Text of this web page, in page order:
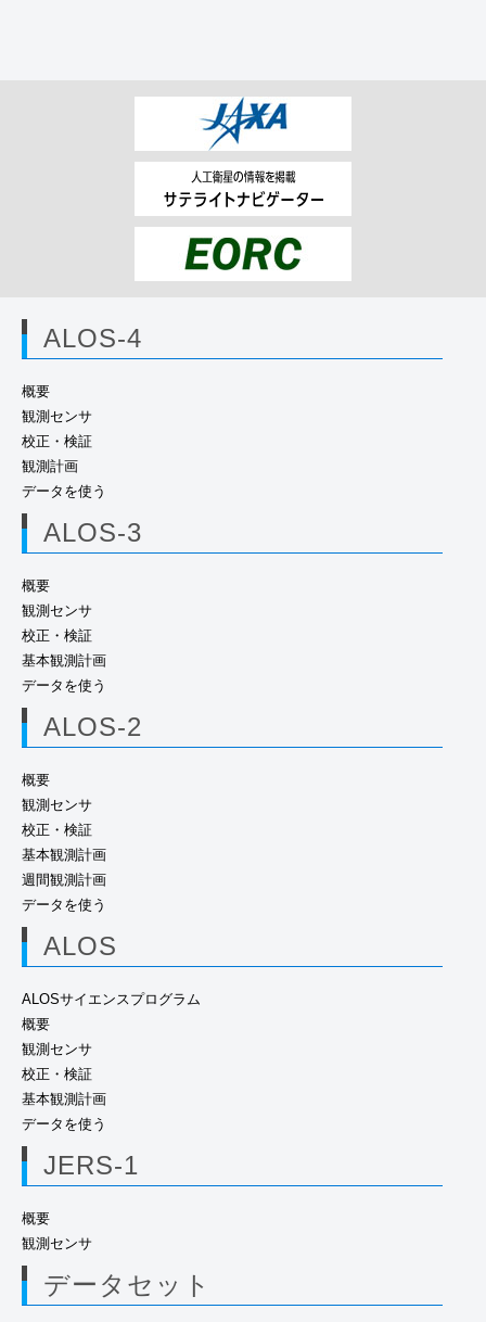
ALOS-4
概要
観測センサ
校正・検証
観測計画
データを使う
ALOS-3
概要
観測センサ
校正・検証
基本観測計画
データを使う
ALOS-2
概要
観測センサ
校正・検証
基本観測計画
週間観測計画
データを使う
ALOS
ALOSサイエンスプログラム
概要
観測センサ
校正・検証
基本観測計画
データを使う
JERS-1
概要
観測センサ
データセット